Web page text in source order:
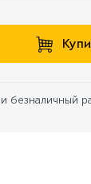
безналичный